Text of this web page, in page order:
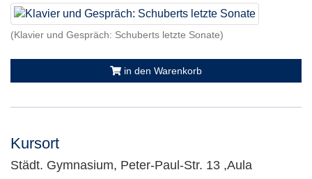
(Klavier und Gespräch: Schuberts letzte Sonate)
in den Warenkorb
Kursort
Städt. Gymnasium, Peter-Paul-Str. 13 ,Aula